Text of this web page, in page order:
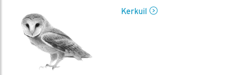
Kerkuil